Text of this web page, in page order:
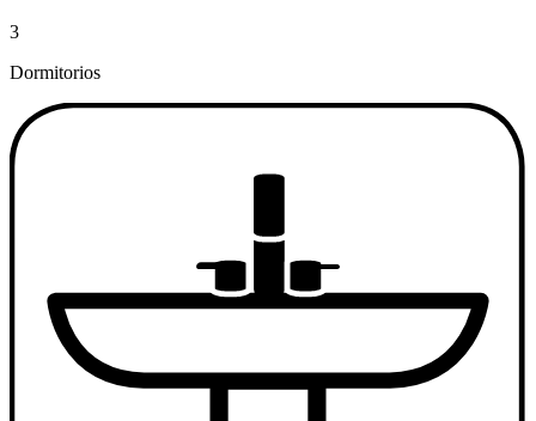
3
Dormitorios